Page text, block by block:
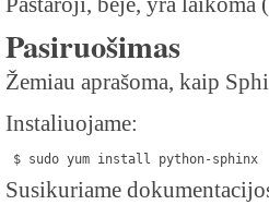
Pasiruošimas
Žemiau aprašoma, kaip
Instaliuojame:
$ sudo yum install python-sphinx
Susikuriame